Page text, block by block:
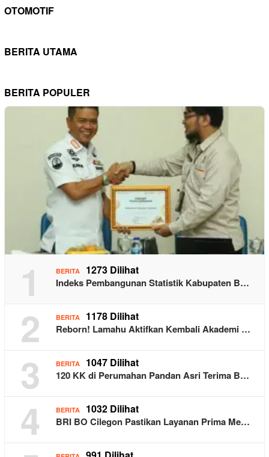
OTOMOTIF
BERITA UTAMA
BERITA POPULER
1 BERITA 1273 Dilihat
Indeks Pembangunan Statistik Kabupaten B…
2 BERITA 1178 Dilihat
Reborn! Lamahu Aktifkan Kembali Akademi …
3 BERITA 1047 Dilihat
120 KK di Perumahan Pandan Asri Terima B…
4 BERITA 1032 Dilihat
BRI BO Cilegon Pastikan Layanan Prima Me…